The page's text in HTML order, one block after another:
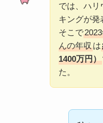
では、ハリ
キングが発
そこで
んの年収は
1400万円）
た。